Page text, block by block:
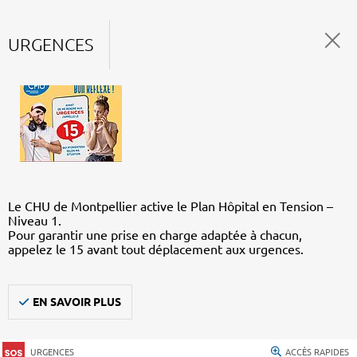
URGENCES
Le CHU de Montpellier active le Plan Hôpital en Tension –
Niveau 1.
Pour garantir une prise en charge adaptée à chacun,
appelez le 15 avant tout déplacement aux urgences.
EN SAVOIR PLUS
URGENCES ACCÈS RAPIDES